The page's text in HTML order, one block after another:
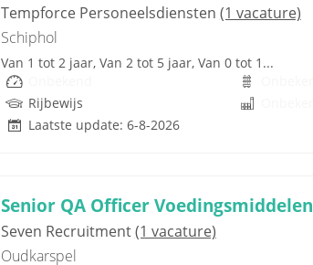
Tempforce Personeelsdiensten (1 vacature)
Schiphol
Van 1 tot 2 jaar, Van 2 tot 5 jaar, Van 0 tot 1...
Rijbewijs
Laatste update: 6-8-2026
Senior QA Officer Voedingsmiddelen
Seven Recruitment(1 vacature)
Oudkarspel